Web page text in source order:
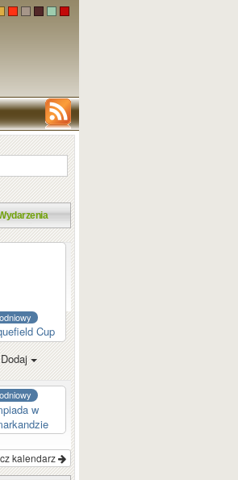
Cup
w
kalendarz
Dodaj